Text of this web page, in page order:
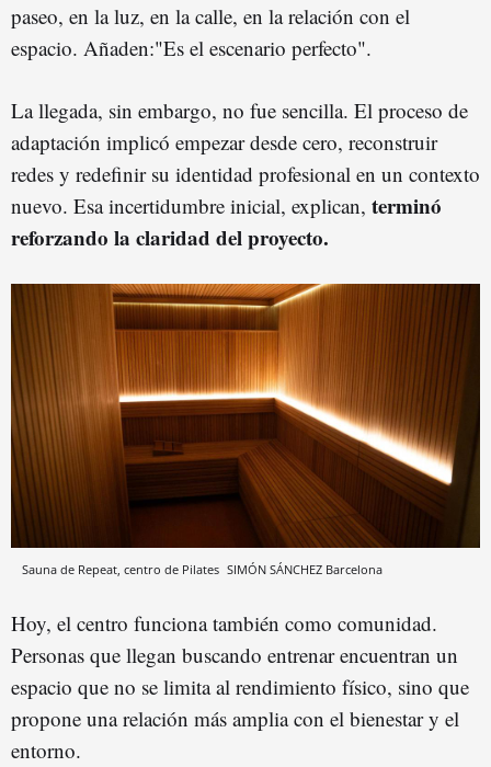
paseo, en la luz, en la calle, en la relación con el
espacio. Añaden:"Es el escenario perfecto".
La llegada, sin embargo, no fue sencilla. El proceso de
adaptación implicó empezar desde cero, reconstruir
redes y redefinir su identidad profesional en un contexto
nuevo. Esa incertidumbre inicial, explican, terminó
reforzando la claridad del proyecto.
Sauna de Repeat, centro de Pilates SIMÓN SÁNCHEZ Barcelona
Hoy, el centro funciona también como comunidad.
Personas que llegan buscando entrenar encuentran un
espacio que no se limita al rendimiento físico, sino que
propone una relación más amplia con el bienestar y el
entorno.